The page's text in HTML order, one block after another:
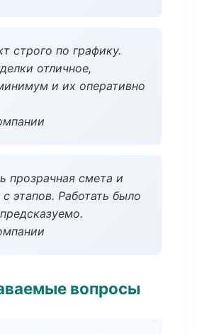
строго по графику.
отличное,
и их оперативно
прозрачная смета и
этапов. Работать было
вопросы